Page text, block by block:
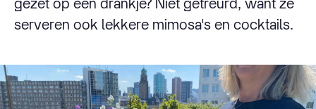
gezet op een drankje? Niet getreurd, want ze
serveren ook lekkere mimosa's en cocktails.